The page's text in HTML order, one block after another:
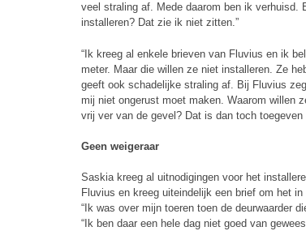
veel straling af. Mede daarom ben ik verhuisd.
installeren? Dat zie ik niet zitten.”
“Ik kreeg al enkele brieven van Fluvius en ik
meter. Maar die willen ze niet installeren. Ze
geeft ook schadelijke straling af. Bij Fluvius
mij niet ongerust moet maken. Waarom willen
vrij ver van de gevel? Dat is dan toch
Geen weigeraar
Saskia kreeg al uitnodigingen voor het
Fluvius en kreeg uiteindelijk een brief om het
“Ik was over mijn toeren toen de deurwaarder
“Ik ben daar een hele dag niet goed van